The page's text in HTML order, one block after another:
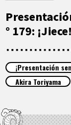
LO
VÍDEOS
° 179: ¡Jiece!
¡Presentación
Akira Toriyama